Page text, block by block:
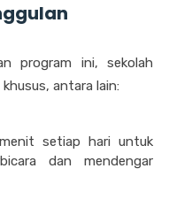
program ini, sekolah
antara lain:
setiap hari untuk
dan mendengar